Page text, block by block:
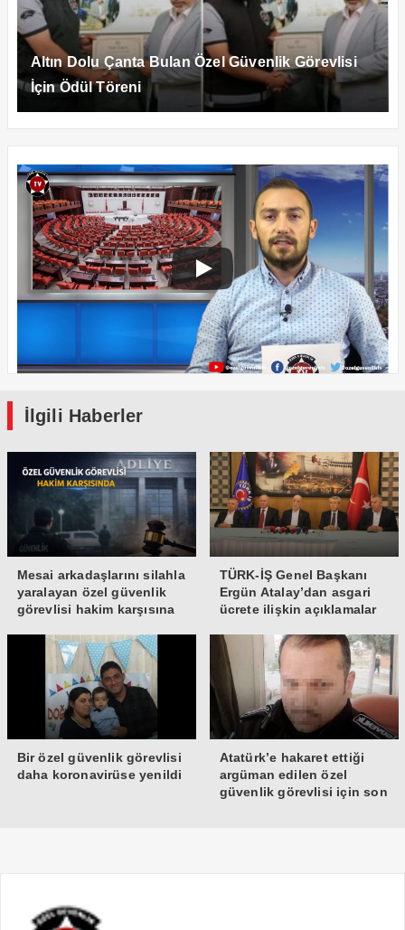
Altın Dolu Çanta Bulan Özel Güvenlik Görevlisi
İçin Ödül Töreni
İlgili Haberler
Mesai arkadaşlarını silahla
yaralayan özel güvenlik
görevlisi hakim karşısına
TÜRK-İŞ Genel Başkanı
Ergün Atalay’dan asgari
ücrete ilişkin açıklamalar
Bir özel güvenlik görevlisi
daha koronavirüse yenildi
Atatürk’e hakaret ettiği
argüman edilen özel
güvenlik görevlisi için son